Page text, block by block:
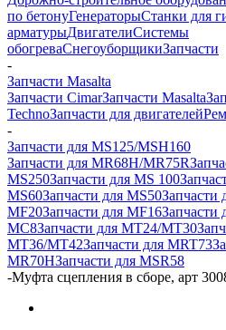
по бетонуГенераторыСтанки для
арматурыДвигателиСистемы
обогреваСнегоуборщикиЗапчасти
-
Запчасти Masalta
Запчасти CimarЗапчасти Masalta
TechnoЗапчасти для двигателей
-
Запчасти для MS125/MSH160
Запчасти для MR68H/MR75R
MS250Запчасти для MS 100
MS60Запчасти для MS50Запчасти
MF20Запчасти для MF16Запчасти
MC8Запчасти для MT24/MT30
MT36/MT42Запчасти для MRT73
MR70HЗапчасти для MSR58
-Муфта сцепления в сборе, арт